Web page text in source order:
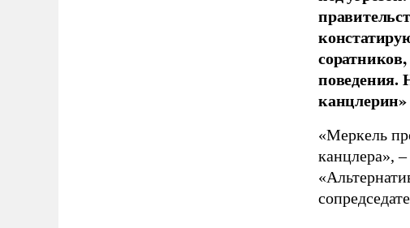
поведения.
канцлерин»
«Меркель
канцлера»,